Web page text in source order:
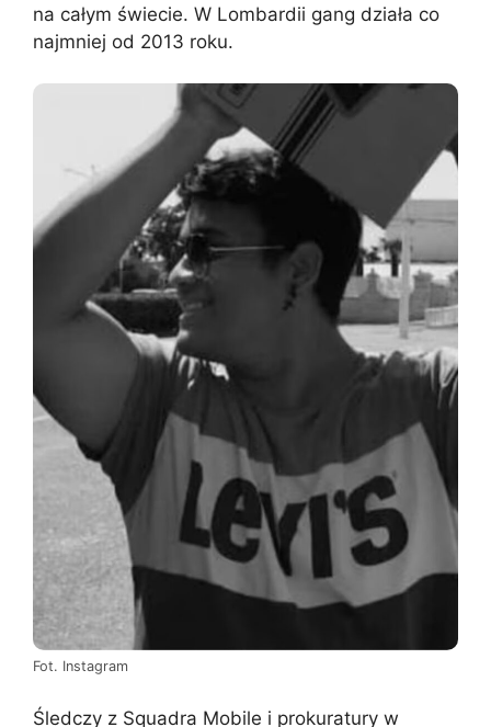
na całym świecie. W Lombardii gang działa co
najmniej od 2013 roku.
Fot. Instagram
Śledczy z Squadra Mobile i prokuratury w